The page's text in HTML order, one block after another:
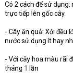
Có 2 cách để sử
trực tiếp lên gốc cây.
- Cây ăn quả: Xới đều
nước sử dụng ít hay
- Với cây hoa màu rãi
tháng 1 lần